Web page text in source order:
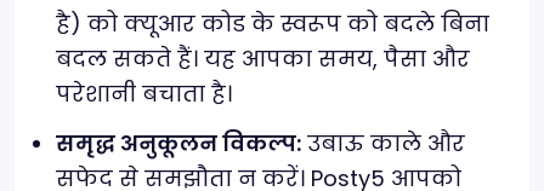
है) को क्यूआर कोड के स्वरूप को बदले बिना
बदल सकते हैं। यह आपका समय, पैसा और
परेशानी बचाता है।
समृद्ध अनुकूलन विकल्प: उबाऊ काले और
सफेद से समझौता न करें। Posty5 आपको